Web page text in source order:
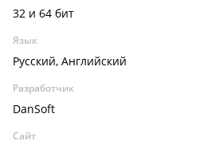
32 и 64 бит
Язык
Русский, Английский
Разработчик
DanSoft
Сайт